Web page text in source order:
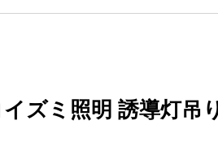
ズミ照明 誘導灯吊